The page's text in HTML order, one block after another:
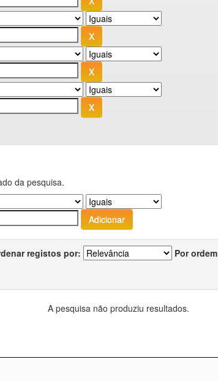
da pesquisa.
registos por: Por ordem
A pesquisa não produziu resultados.